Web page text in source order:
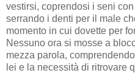
vestirsi, coprendosi i seni
serrando i denti per il male
momento in cui dovette per
Nessuno ora si mosse a
mezza parola,
lei e la necessità di ritrovare